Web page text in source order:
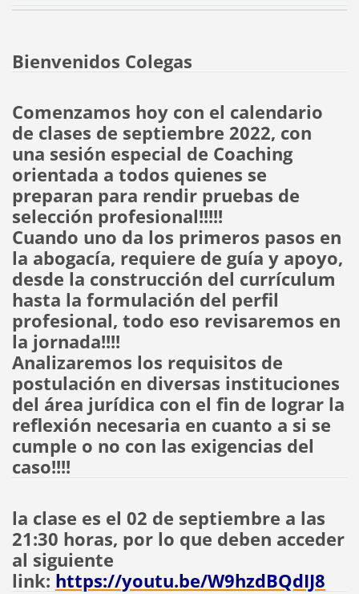
Bienvenidos Colegas
Comenzamos hoy con el calendario
de clases de septiembre 2022, con
una sesión especial de Coaching
orientada a todos quienes se
preparan para rendir pruebas de
selección profesional!!!!!
Cuando uno da los primeros pasos en
la abogacía, requiere de guía y apoyo,
desde la construcción del currículum
hasta la formulación del perfil
profesional, todo eso revisaremos en
la jornada!!!!
Analizaremos los requisitos de
postulación en diversas instituciones
del área jurídica con el fin de lograr la
reflexión necesaria en cuanto a si se
cumple o no con las exigencias del
caso!!!!
la clase es el 02 de septiembre a las
21:30 horas, por lo que deben acceder
al siguiente
link: https://youtu.be/W9hzdBQdIJ8